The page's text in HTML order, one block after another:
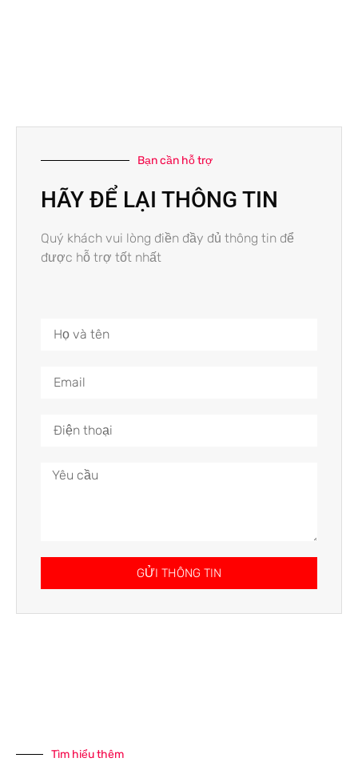
Bạn cần hỗ trợ
HÃY ĐỂ LẠI THÔNG TIN
Quý khách vui lòng điền đầy đủ thông tin để
được hỗ trợ tốt nhất
GỬI THÔNG TIN
Tìm hiểu thêm